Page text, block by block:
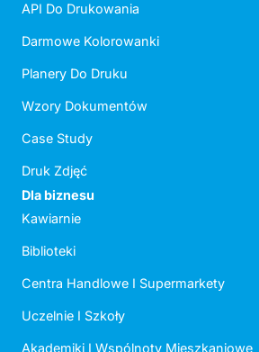
API Do Drukowania
Darmowe Kolorowanki
Planery Do Druku
Wzory Dokumentów
Case Study
Druk Zdjęć
Dla biznesu
Kawiarnie
Biblioteki
Centra Handlowe I Supermarkety
Uczelnie I Szkoły
Akademiki I Wspólnoty Mieszkaniowe